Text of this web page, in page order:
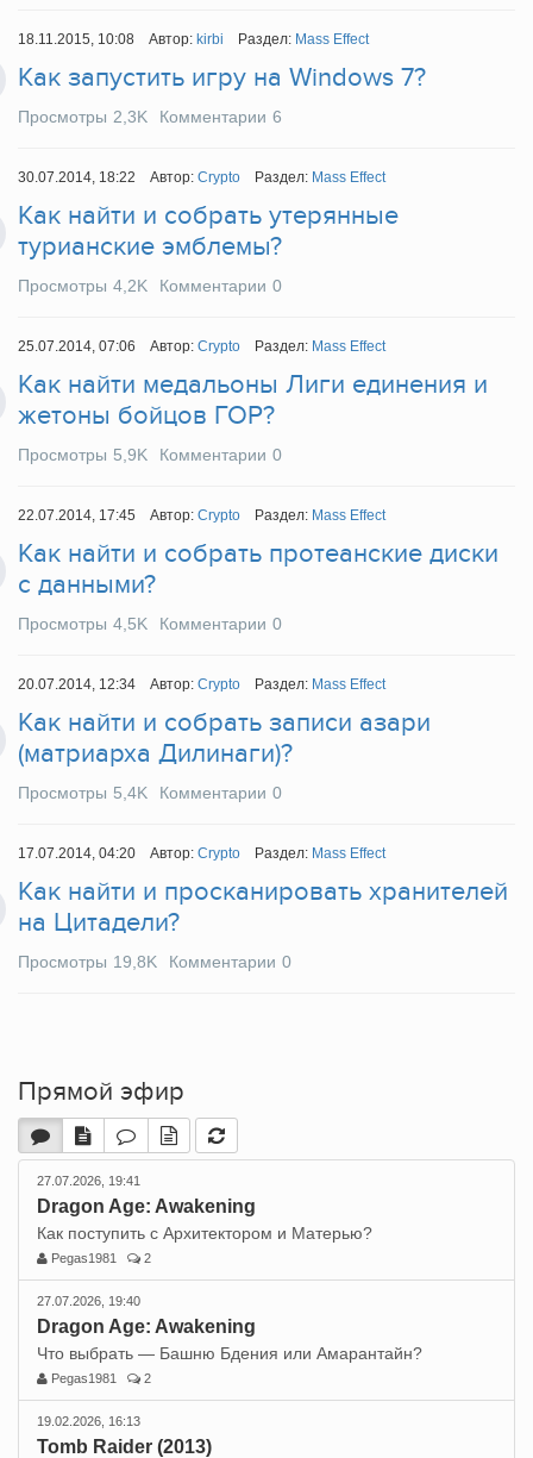
18.11.2015, 10:08 Автор: kirbi Раздел: Mass Effect
Как запустить игру на Windows 7?
Просмотры 2,3K Комментарии 6
30.07.2014, 18:22 Автор: Crypto Раздел: Mass Effect
Как найти и собрать утерянные
турианские эмблемы?
Просмотры 4,2K Комментарии 0
25.07.2014, 07:06 Автор: Crypto Раздел: Mass Effect
Как найти медальоны Лиги единения и
жетоны бойцов ГОР?
Просмотры 5,9K Комментарии 0
22.07.2014, 17:45 Автор: Crypto Раздел: Mass Effect
Как найти и собрать протеанские диски
с данными?
Просмотры 4,5K Комментарии 0
20.07.2014, 12:34 Автор: Crypto Раздел: Mass Effect
Как найти и собрать записи азари
(матриарха Дилинаги)?
Просмотры 5,4K Комментарии 0
17.07.2014, 04:20 Автор: Crypto Раздел: Mass Effect
Как найти и просканировать хранителей
на Цитадели?
Просмотры 19,8K Комментарии 0
Прямой эфир
27.07.2026, 19:41
Dragon Age: Awakening
Как поступить с Архитектором и Матерью?
Pegas1981 2
27.07.2026, 19:40
Dragon Age: Awakening
Что выбрать — Башню Бдения или Амарантайн?
Pegas1981 2
19.02.2026, 16:13
Tomb Raider (2013)